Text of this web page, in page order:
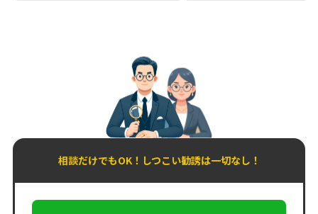
相談だけでもOK！しつこい勧誘は一切なし！